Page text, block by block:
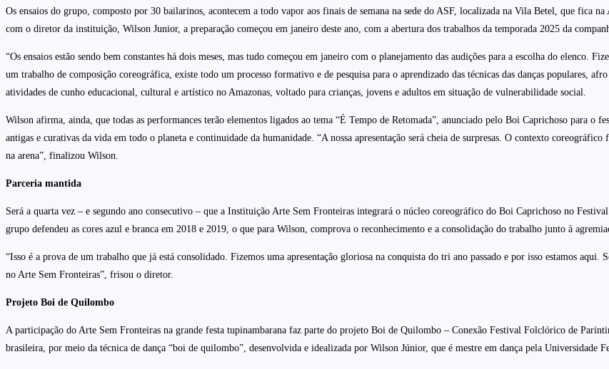
Os ensaios do grupo, composto por 30 bailarinos, acontecem a todo vapor aos finais de semana na sede do ASF, localizada na Vila Betel, que fica
com o diretor da instituição, Wilson Junior, a preparação começou em janeiro deste ano, com a abertura dos trabalhos da temporada 2025 da
“Os ensaios estão sendo bem constantes há dois meses, mas tudo começou em janeiro com o planejamento das audições para a escolha do elenco.
um trabalho de composição coreográfica, existe todo um processo formativo e de pesquisa para o aprendizado das técnicas das danças populares,
atividades de cunho educacional, cultural e artístico no Amazonas, voltado para crianças, jovens e adultos em situação de vulnerabilidade social.
Wilson afirma, ainda, que todas as performances terão elementos ligados ao tema “É Tempo de Retomada”, anunciado pelo Boi Caprichoso para o
antigas e curativas da vida em todo o planeta e continuidade da humanidade. “A nossa apresentação será cheia de surpresas. O contexto
na arena”, finalizou Wilson.
Parceria mantida
Será a quarta vez – e segundo ano consecutivo – que a Instituição Arte Sem Fronteiras integrará o núcleo coreográfico do Boi Caprichoso no
grupo defendeu as cores azul e branca em 2018 e 2019, o que para Wilson, comprova o reconhecimento e a consolidação do trabalho junto à
“Isso é a prova de um trabalho que já está consolidado. Fizemos uma apresentação gloriosa na conquista do tri ano passado e por isso estamos
no Arte Sem Fronteiras”, frisou o diretor.
Projeto Boi de Quilombo
A participação do Arte Sem Fronteiras na grande festa tupinambarana faz parte do projeto Boi de Quilombo – Conexão Festival Folclórico de
brasileira, por meio da técnica de dança “boi de quilombo”, desenvolvida e idealizada por Wilson Júnior, que é mestre em dança pela Universidade